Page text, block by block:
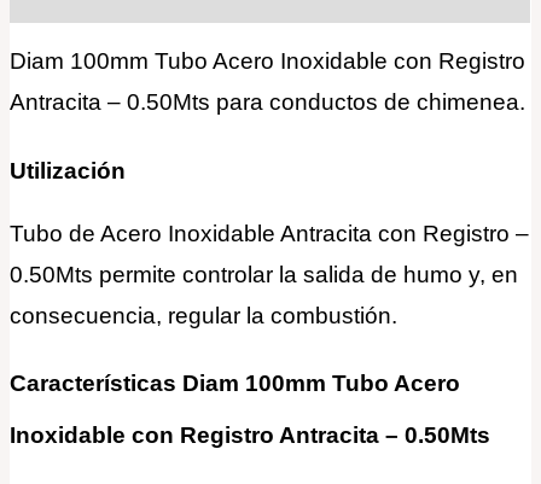
Diam 100mm Tubo Acero Inoxidable con Registro
Antracita – 0.50Mts para conductos de chimenea.
Utilización
Tubo de Acero Inoxidable Antracita con Registro –
0.50Mts permite controlar la salida de humo y, en
consecuencia, regular la combustión.
Características Diam 100mm Tubo Acero
Inoxidable con Registro Antracita – 0.50Mts